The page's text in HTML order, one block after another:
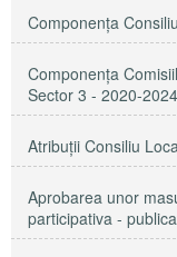
Componenţa
Componenţa
Sector 3 - 2020-2024
Atribuţii Consiliu
Aprobarea unor
participativa -